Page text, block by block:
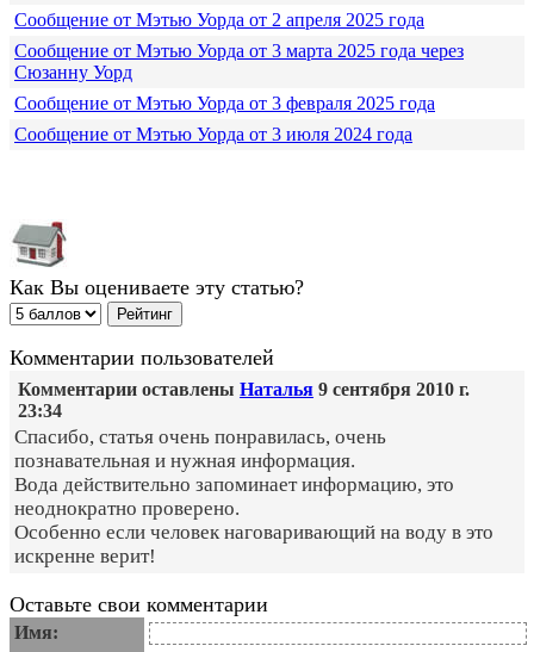
Сообщение от Мэтью Уорда от 2 апреля 2025 года
Сообщение от Мэтью Уорда от 3 марта 2025 года через
Сюзанну Уорд
Сообщение от Мэтью Уорда от 3 февраля 2025 года
Сообщение от Мэтью Уорда от 3 июля 2024 года
Как Вы оцениваете эту статью?
Комментарии пользователей
Комментарии оставлены Наталья 9 сентября 2010 г.
23:34
Спасибо, статья очень понравилась, очень
познавательная и нужная информация.
Вода действительно запоминает информацию, это
неоднократно проверено.
Особенно если человек наговаривающий на воду в это
искренне верит!
Оставьте свои комментарии
Имя: